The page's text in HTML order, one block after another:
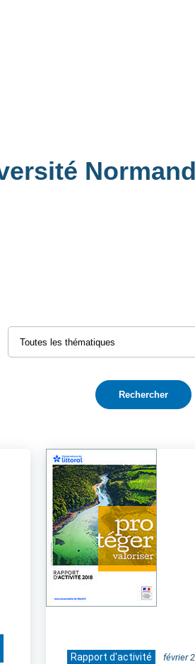
Rapport d'activité février